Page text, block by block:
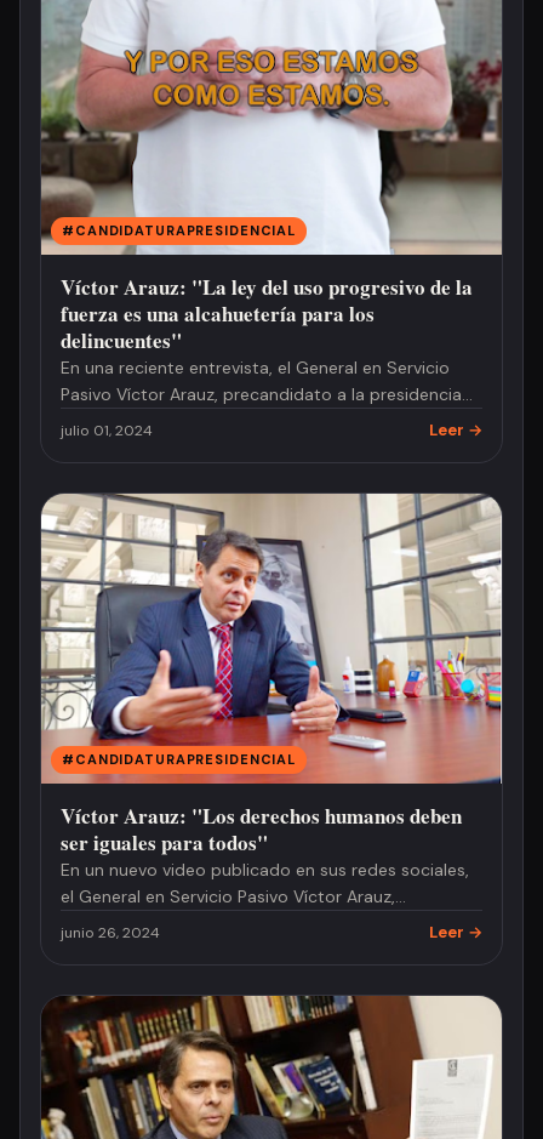
#CANDIDATURAPRESIDENCIAL
Víctor Arauz: "La ley del uso progresivo de la
fuerza es una alcahuetería para los
delincuentes"
En una reciente entrevista, el General en Servicio
Pasivo Víctor Arauz, precandidato a la presidencia
de Ecuador, expre…
julio 01, 2024 Leer →
#CANDIDATURAPRESIDENCIAL
Víctor Arauz: "Los derechos humanos deben
ser iguales para todos"
En un nuevo video publicado en sus redes sociales,
el General en Servicio Pasivo Víctor Arauz,
precandidato a la presid…
junio 26, 2024 Leer →